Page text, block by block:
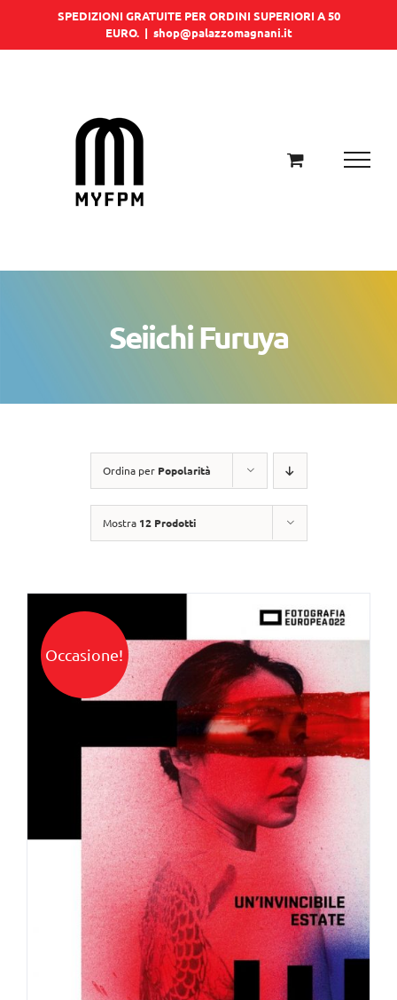
SPEDIZIONI GRATUITE PER ORDINI SUPERIORI A 50
EURO. | shop@palazzomagnani.it
Seiichi Furuya
Ordina per Popolarità
Mostra 12 Prodotti
Occasione!